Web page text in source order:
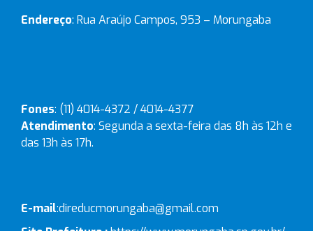
Endereço: Rua Araújo Campos, 953 – Morungaba
Fones: (11) 4014-4372 / 4014-4377
Atendimento: Segunda a sexta-feira das 8h às 12h e
das 13h às 17h.
E-mail:direducmorungaba@gmail.com